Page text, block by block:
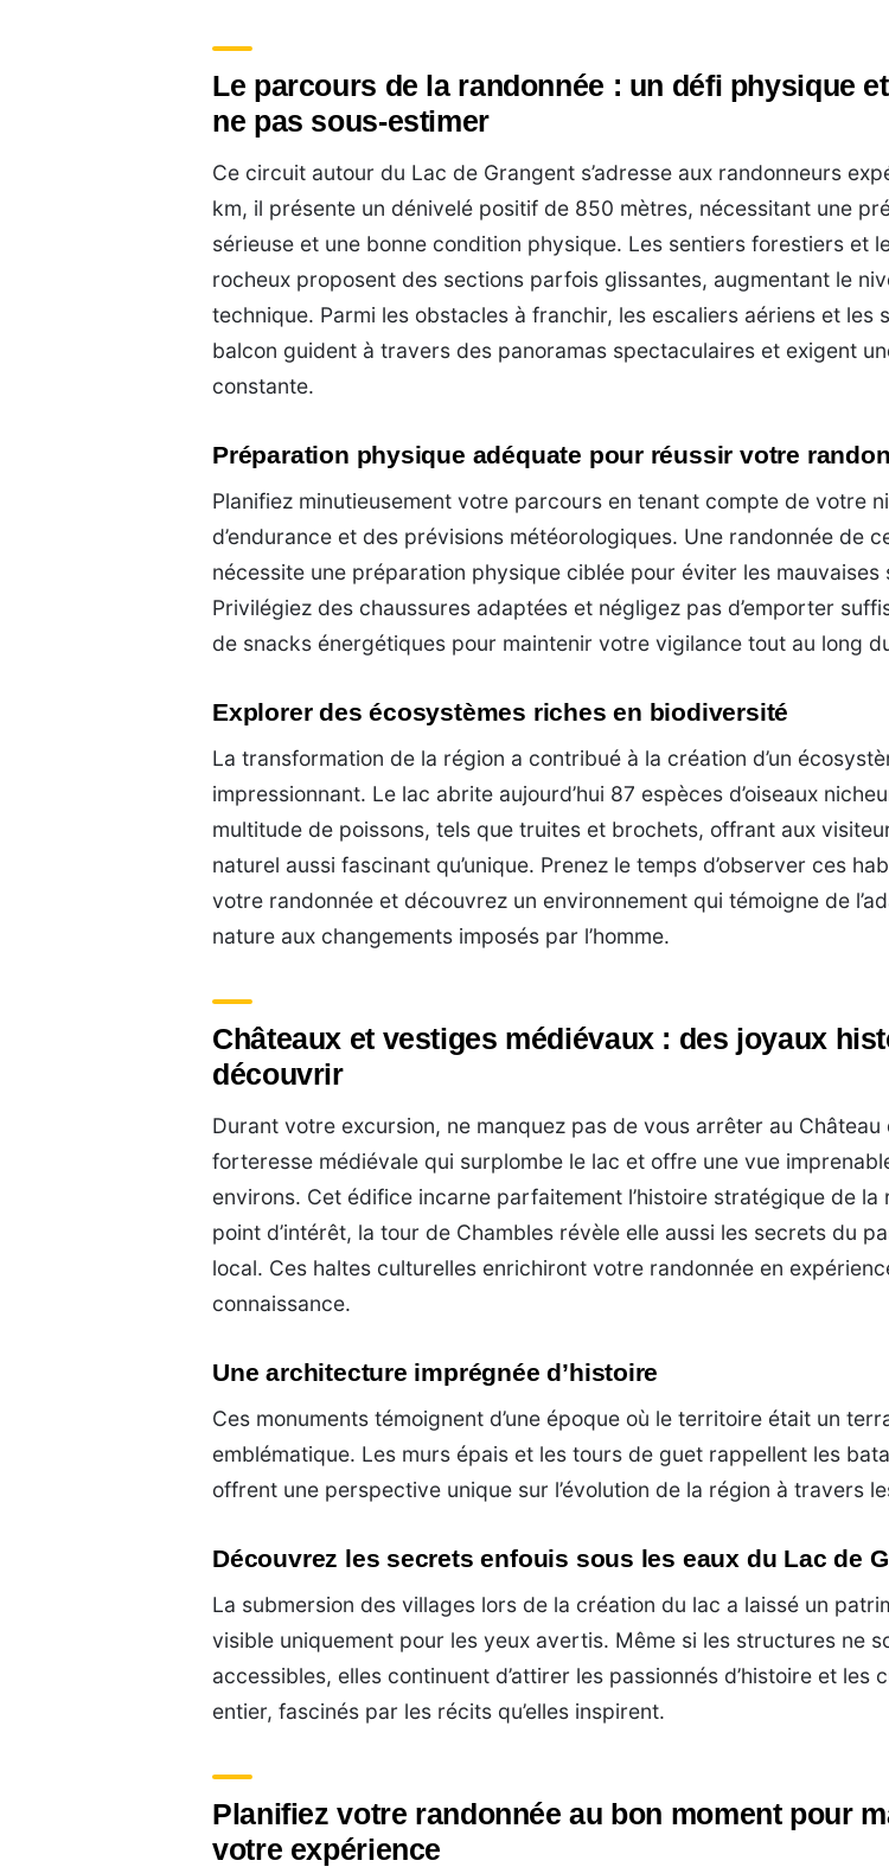
Le parcours de la randonnée : un défi physique
ne pas sous-estimer
Ce circuit autour du Lac de Grangent s’adresse aux randonneurs
km, il présente un dénivelé positif de 850 mètres, nécessitant une
sérieuse et une bonne condition physique. Les sentiers forestiers et
rocheux proposent des sections parfois glissantes, augmentant le
technique. Parmi les obstacles à franchir, les escaliers aériens et les
balcon guident à travers des panoramas spectaculaires et exigent
constante.
Préparation physique adéquate pour réussir votre
Planifiez minutieusement votre parcours en tenant compte de votre
d’endurance et des prévisions météorologiques. Une randonnée de
nécessite une préparation physique ciblée pour éviter les mauvaises
Privilégiez des chaussures adaptées et négligez pas d’emporter
de snacks énergétiques pour maintenir votre vigilance tout au long
Explorer des écosystèmes riches en biodiversité
La transformation de la région a contribué à la création d’un
impressionnant. Le lac abrite aujourd’hui 87 espèces d’oiseaux
multitude de poissons, tels que truites et brochets, offrant aux
naturel aussi fascinant qu’unique. Prenez le temps d’observer ces
votre randonnée et découvrez un environnement qui témoigne de
nature aux changements imposés par l’homme.
Châteaux et vestiges médiévaux : des joyaux
découvrir
Durant votre excursion, ne manquez pas de vous arrêter au Château
forteresse médiévale qui surplombe le lac et offre une vue
environs. Cet édifice incarne parfaitement l’histoire stratégique de la
point d’intérêt, la tour de Chambles révèle elle aussi les secrets du
local. Ces haltes culturelles enrichiront votre randonnée en
connaissance.
Une architecture imprégnée d’histoire
Ces monuments témoignent d’une époque où le territoire était un
emblématique. Les murs épais et les tours de guet rappellent les
offrent une perspective unique sur l’évolution de la région à travers
Découvrez les secrets enfouis sous les eaux du Lac de
La submersion des villages lors de la création du lac a laissé un
visible uniquement pour les yeux avertis. Même si les structures ne
accessibles, elles continuent d’attirer les passionnés d’histoire et les
entier, fascinés par les récits qu’elles inspirent.
Planifiez votre randonnée au bon moment pour
votre expérience